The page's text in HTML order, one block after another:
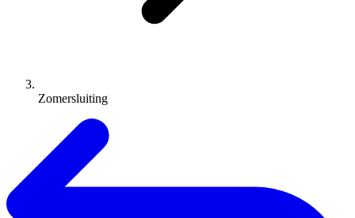
Zomersluiting